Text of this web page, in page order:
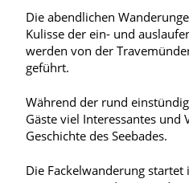
Die abendlichen
Kulisse der ein- und
werden von der
geführt.
Während der rund
Gäste viel Interessantes und
Geschichte des Seebades.
Die Fackelwanderung